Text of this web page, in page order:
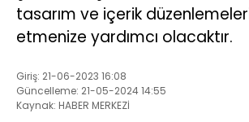
tasarım ve içerik
etmenize yardımcı olacaktır.
Giriş: 21-06-2023 16:08
Güncelleme: 21-05-2024 14:55
Kaynak: HABER MERKEZİ